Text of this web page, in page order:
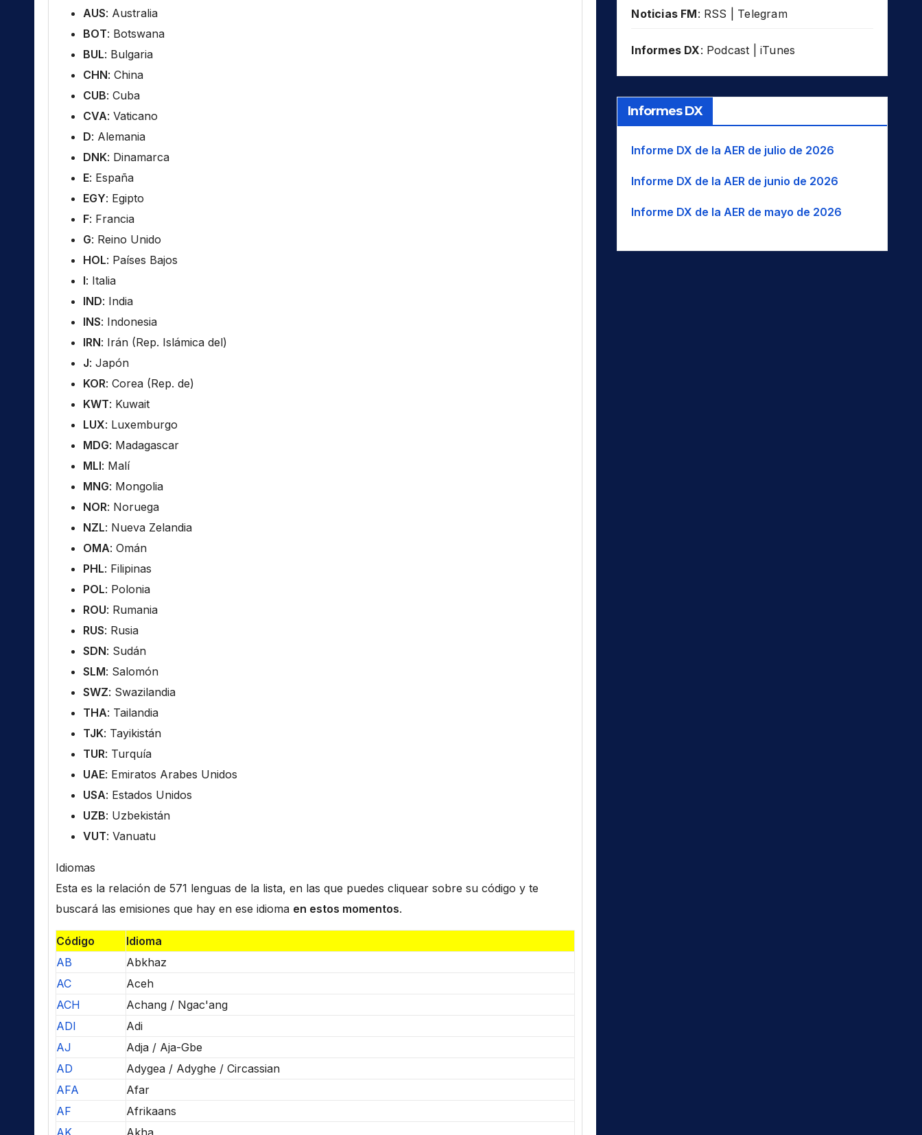
AUS: Australia
BOT: Botswana
BUL: Bulgaria
CHN: China
CUB: Cuba
CVA: Vaticano
D: Alemania
DNK: Dinamarca
E: España
EGY: Egipto
F: Francia
G: Reino Unido
HOL: Países Bajos
I: Italia
IND: India
INS: Indonesia
IRN: Irán (Rep. Islámica del)
J: Japón
KOR: Corea (Rep. de)
KWT: Kuwait
LUX: Luxemburgo
MDG: Madagascar
MLI: Malí
MNG: Mongolia
NOR: Noruega
NZL: Nueva Zelandia
OMA: Omán
PHL: Filipinas
POL: Polonia
ROU: Rumania
RUS: Rusia
SDN: Sudán
SLM: Salomón
SWZ: Swazilandia
THA: Tailandia
TJK: Tayikistán
TUR: Turquía
UAE: Emiratos Arabes Unidos
USA: Estados Unidos
UZB: Uzbekistán
VUT: Vanuatu
Idiomas
Esta es la relación de 571 lenguas de la lista, en las que puedes cliquear sobre su código y te
buscará las emisiones que hay en ese idioma en estos momentos.
Código
Idioma
AB
Abkhaz
AC
Aceh
ACH
Achang / Ngac'ang
ADI
Adi
AJ
Adja / Aja-Gbe
AD
Adygea / Adyghe / Circassian
AFA
Afar
AF
Afrikaans
Noticias FM: RSS Telegram
Informes DX: Podcast iTunes
Informes DX
Informe DX de la AER de julio de 2026
Informe DX de la AER de junio de 2026
Informe DX de la AER de mayo de 2026